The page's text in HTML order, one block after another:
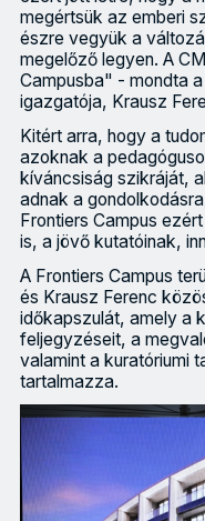
megértsük az emberi
észre vegyük a
megelőző legyen. A
Campusba" - mondta
igazgatója, Krausz
Kitért arra, hogy a
azoknak a
kíváncsiság szikráját,
adnak a
Frontiers Campus
is, a jövő kutatóinak,
A Frontiers Campus
és Krausz Ferenc
időkapszulát, amely a
feljegyzéseit, a
valamint a kuratóriumi
tartalmazza.